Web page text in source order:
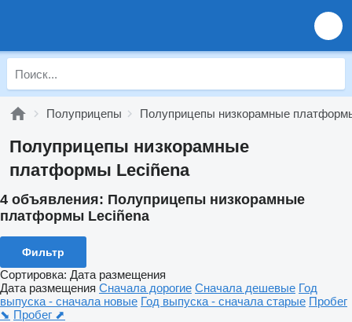
Полуприцепы Полуприцепы низкорамные
Полуприцепы низкорамные
платформы Leciñena
4 объявления: Полуприцепы низкорамные
платформы Leciñena
Фильтр
Сортировка: Дата размещения
Дата размещения Сначала дорогие Сначала дешевые Год
выпуска - сначала новые Год выпуска - сначала старые Пробег
⬊ Пробег ⬈